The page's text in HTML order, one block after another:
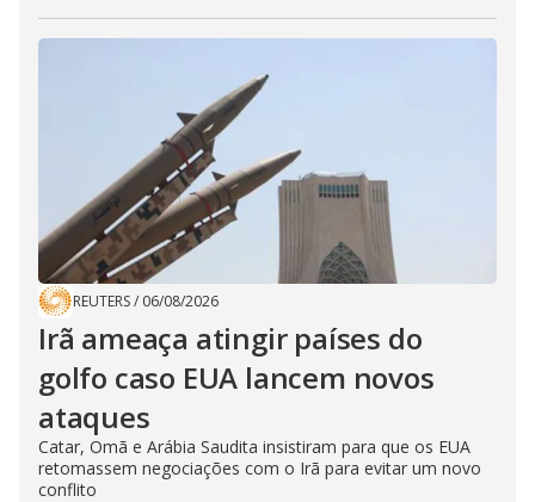
REUTERS/ 06/08/2026
Irã ameaça atingir países do
golfo caso EUA lancem novos
ataques
Catar, Omã e Arábia Saudita insistiram para que os EUA
retomassem negociações com o Irã para evitar um novo
conflito